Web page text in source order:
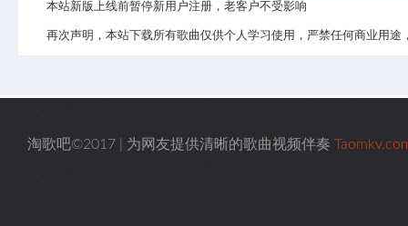
本站新版上线前暂停新用户注册，老客户不受影响
再次声明，本站下载所有歌曲仅供个人学习使用，严禁任何商业用途
淘歌吧©2017 | 为网友提供清晰的歌曲视频伴奏